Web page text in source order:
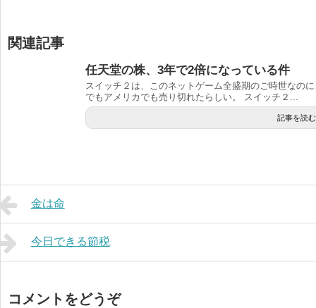
関連記事
任天堂の株、3年で2倍になっている件
スイッチ２は、このネットゲーム全盛期のご時世なの
でもアメリカでも売り切れたらしい。 スイッチ２...
記事を読む
金は命
今日できる節税
コメントをどうぞ